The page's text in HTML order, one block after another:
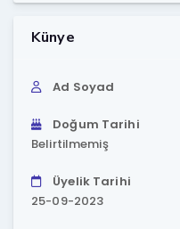
Künye
Ad Soyad
Doğum Tarihi
Belirtilmemiş
Üyelik Tarihi
25-09-2023